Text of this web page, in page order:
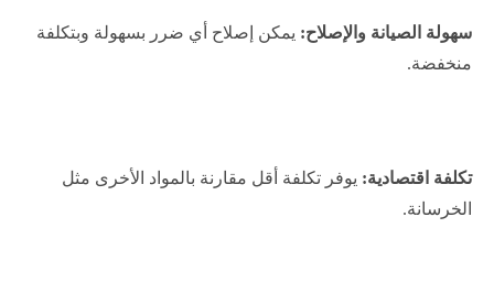
سهولة الصيانة والإصلاح: يمكن إصلاح أي ضرر بسهولة وبتكلفة
منخفضة.
تكلفة اقتصادية: يوفر تكلفة أقل مقارنة بالمواد الأخرى مثل
الخرسانة.